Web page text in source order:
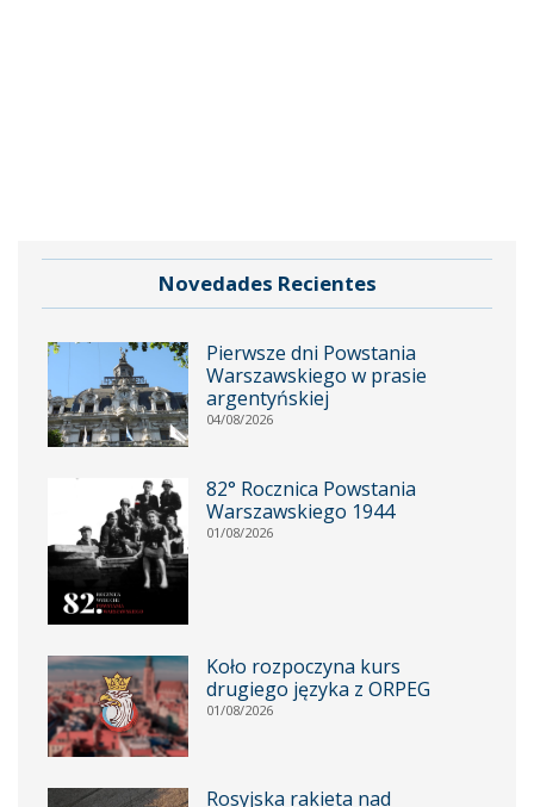
Novedades Recientes
Pierwsze dni Powstania
Warszawskiego w prasie
argentyńskiej
04/08/2026
82° Rocznica Powstania
Warszawskiego 1944
01/08/2026
Koło rozpoczyna kurs
drugiego języka z ORPEG
01/08/2026
Rosyjska rakieta nad